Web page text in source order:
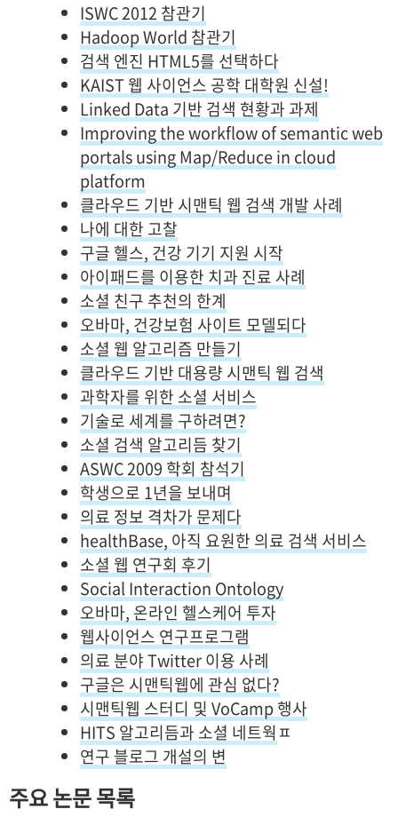
ISWC 2012 참관기
Hadoop World 참관기
검색 엔진 HTML5를 선택하다
KAIST 웹 사이언스 공학 대학원 신설!
Linked Data 기반 검색 현황과 과제
Improving the workflow of semantic web
portals using Map/Reduce in cloud
platform
클라우드 기반 시맨틱 웹 검색 개발 사례
나에 대한 고찰
구글 헬스, 건강 기기 지원 시작
아이패드를 이용한 치과 진료 사례
소셜 친구 추천의 한계
오바마, 건강보험 사이트 모델되다
소셜 웹 알고리즘 만들기
클라우드 기반 대용량 시맨틱 웹 검색
과학자를 위한 소셜 서비스
기술로 세계를 구하려면?
소셜 검색 알고리듬 찾기
ASWC 2009 학회 참석기
학생으로 1년을 보내며
의료 정보 격차가 문제다
healthBase, 아직 요원한 의료 검색 서비스
소셜 웹 연구회 후기
Social Interaction Ontology
오바마, 온라인 헬스케어 투자
웹사이언스 연구프로그램
의료 분야 Twitter 이용 사례
구글은 시맨틱웹에 관심 없다?
시맨틱웹 스터디 및 VoCamp 행사
HITS 알고리듬과 소셜 네트웍ㅍ
연구 블로그 개설의 변
주요 논문 목록